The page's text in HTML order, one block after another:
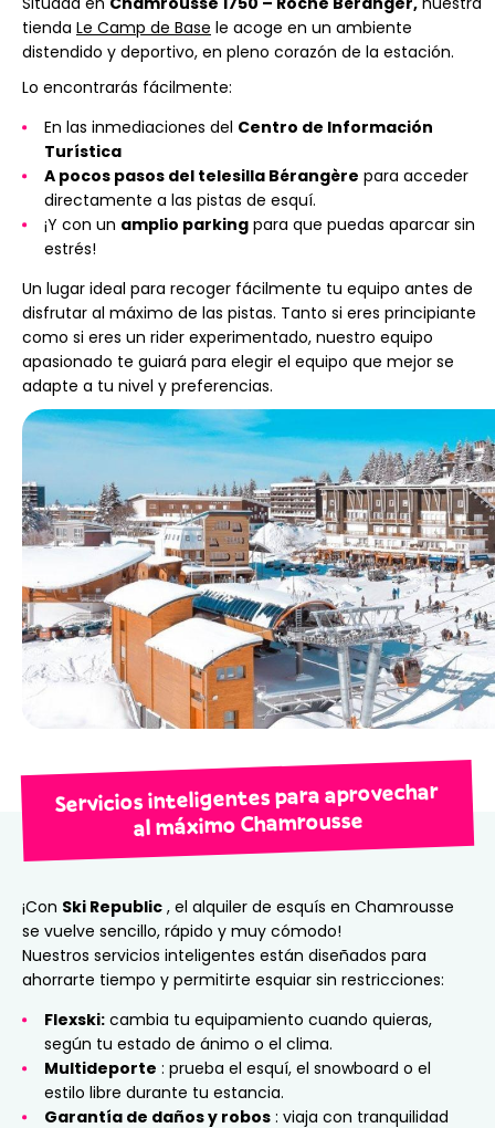
tienda Le Camp de Base le acoge en un ambiente
distendido y deportivo, en pleno corazón de la estación.
Lo encontrarás fácilmente:
En las inmediaciones del Centro de Información
Turística
A pocos pasos del telesilla Bérangère para acceder
directamente a las pistas de esquí.
¡Y con un amplio parking para que puedas aparcar sin
estrés!
Un lugar ideal para recoger fácilmente tu equipo antes de
disfrutar al máximo de las pistas. Tanto si eres principiante
como si eres un rider experimentado, nuestro equipo
apasionado te guiará para elegir el equipo que mejor se
adapte a tu nivel y preferencias.
Servicios inteligentes para aprovechar
al máximo Chamrousse
¡Con Ski Republic , el alquiler de esquís en Chamrousse
se vuelve sencillo, rápido y muy cómodo!
Nuestros servicios inteligentes están diseñados para
ahorrarte tiempo y permitirte esquiar sin restricciones:
Flexski: cambia tu equipamiento cuando quieras,
según tu estado de ánimo o el clima.
Multideporte : prueba el esquí, el snowboard o el
estilo libre durante tu estancia.
Garantía de daños y robos : viaja con tranquilidad